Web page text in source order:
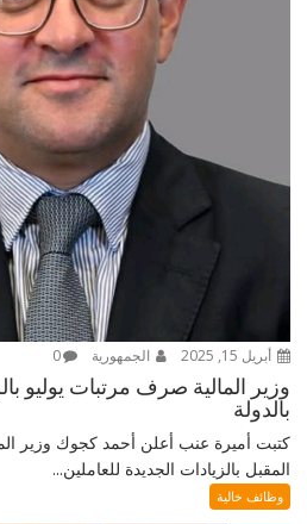
أبريل 15, 2025 الجمهورية 0
وزير المالية صرف مرتبات يوليو
بالدولة
كتبت أميرة عنب أعلن أحمد كجوك وزير
المقبل بالزيادات الجديدة للعاملين...
وظائف خالية